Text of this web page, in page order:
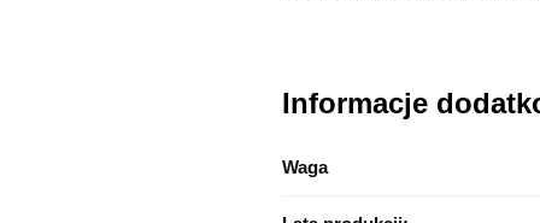
Informacje
Waga